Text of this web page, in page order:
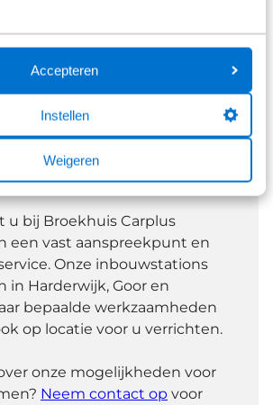
Accepteren
Instellen
Weigeren
groot. Hierdoor bent u altijd
systeem dat naadloos past bij
voor ladingbeveiliging.
service
u bij Broekhuis Carplus
een vast aanspreekpunt en
Onze inbouwstations
in Harderwijk, Goor en
bepaalde werkzaamheden
op locatie voor u verrichten.
onze mogelijkheden voor
Neem contact op voor